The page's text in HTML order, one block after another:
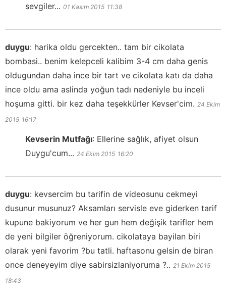
sevgiler... 01 Kasım 2015 11:38
duygu: harika oldu gercekten.. tam bir cikolata
bombasi.. benim kelepceli kalibim 3-4 cm daha genis
oldugundan daha ince bir tart ve cikolata katı da daha
ince oldu ama aslinda yoğun tadı nedeniyle bu inceli
hoşuma gitti. bir kez daha teşekkürler Kevser'cim. 24 Ekim
2015 16:17
Kevserin Mutfağı: Ellerine sağlık, afiyet olsun
Duygu'cum... 24 Ekim 2015 16:20
duygu: kevsercim bu tarifin de videosunu cekmeyi
dusunur musunuz? Aksamları servisle eve giderken tarif
kupune bakiyorum ve her gun hem değişik tarifler hem
de yeni bilgiler öğreniyorum. cikolataya bayilan biri
olarak yeni favorim ?bu tatli. haftasonu gelsin de biran
once deneyeyim diye sabirsizlaniyoruma ?.. 21 Ekim 2015
18:43